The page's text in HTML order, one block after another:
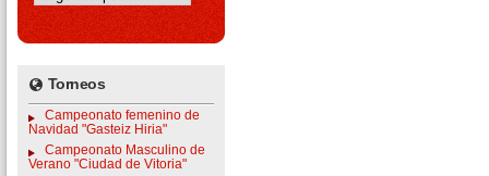
Torneos
Campeonato femenino de
Navidad "Gasteiz Hiria"
Campeonato Masculino de
Verano "Ciudad de Vitoria"